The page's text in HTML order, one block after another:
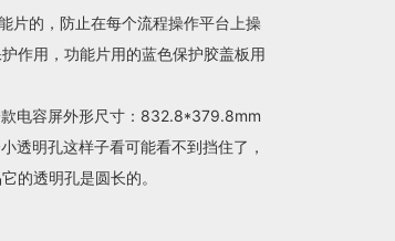
的，防止在每个流程操作平台上操
作用，功能片用的蓝色保护胶盖板用
电容屏外形尺寸：832.8*379.8mm
明孔这样子看可能看不到挡住了，
的透明孔是圆长的。